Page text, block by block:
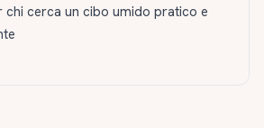
chi cerca un cibo umido pratico e